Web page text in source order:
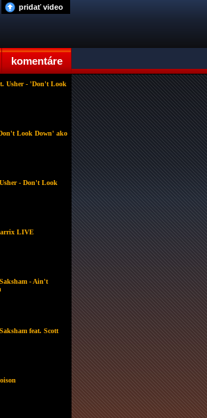
komentáre
pridať video
Usher - 'Don't Look
Look Down' ako
- Don't Look
LIVE
- Ain't
feat. Scott